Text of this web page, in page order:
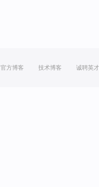
官方博客 技术博客 诚聘英才